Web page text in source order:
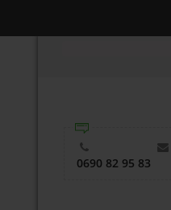
0690 82 95 83